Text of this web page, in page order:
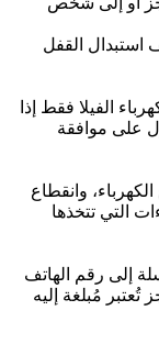
استبدال القفل
الفيلا فقط إذا
على موافقة
وانقطاع
التي تتخذها
إلى رقم الهاتف
تُعتبر مُبلغة إليه